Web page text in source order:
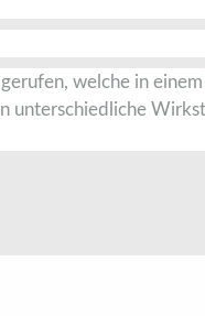
gerufen, welche in
unterschiedliche